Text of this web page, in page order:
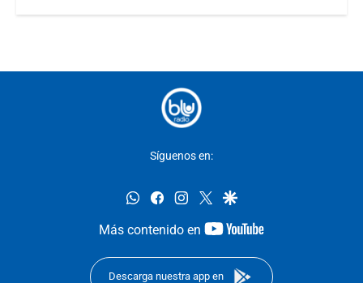
Síguenos en:
whatsappfacebookinstagram
twittergoogle
Más contenido en
youtube-
Descarga nuestra app en